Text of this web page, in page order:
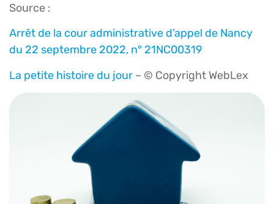
Source :
Arrêt de la cour administrative d’appel de Nancy
du 22 septembre 2022, n° 21NC00319
La petite histoire du jour – © Copyright WebLex